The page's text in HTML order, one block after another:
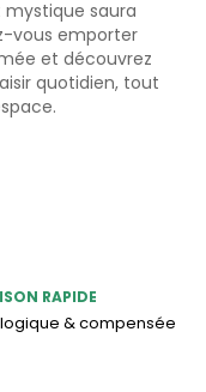
saura
vous emporter
et découvrez
quotidien, tout
RAPIDE
& compensée